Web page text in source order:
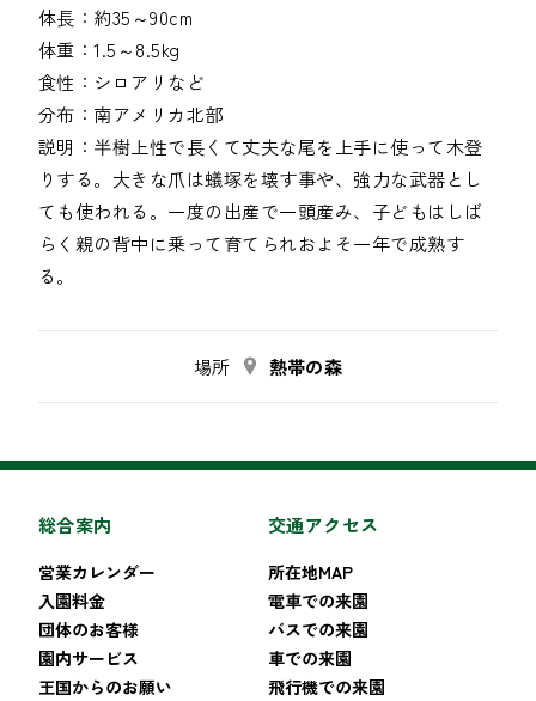
体長： 約35～90cm
体重：1.5～8.5kg
食性： シロアリなど
分布： 南アメリカ北部
説明： 半樹上性で長くて丈夫な尾を上手に使って木登
りする。大きな爪は蟻塚を壊す事や、強力な武器とし
ても使われる。一度の出産で一頭産み、子どもはしば
らく親の背中に乗って育てられおよそ一年で成熟す
場所 熱帯の森
総合案内
営業カレンダー
入園料金
団体のお客様
園内サービス
王国からのお願い
交通アクセス
所在地MAP
電車での来園
バスでの来園
車での来園
飛行機での来園